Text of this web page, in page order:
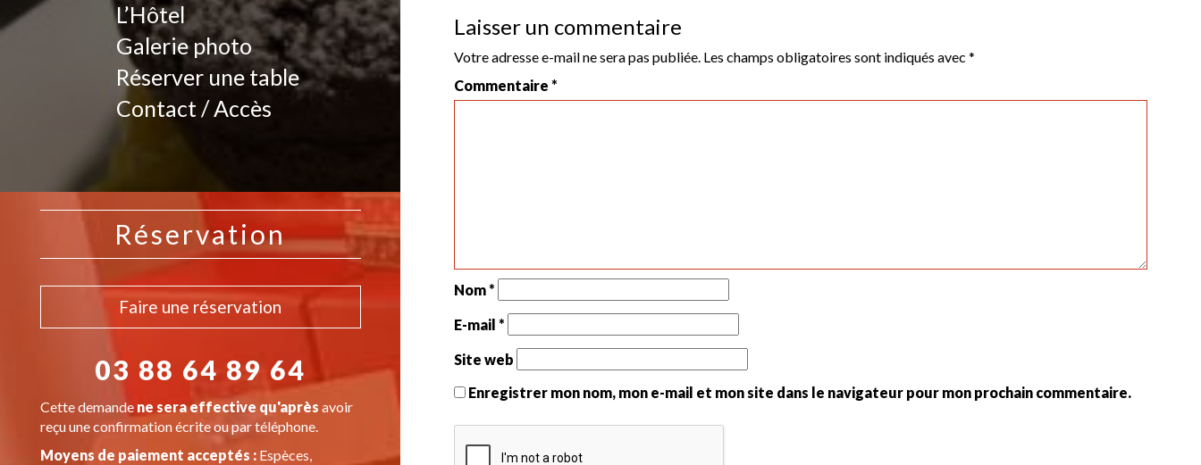
L’Hôtel
Galerie photo
Réserver une table
Contact / Accès
Laisser un commentaire
Votre adresse e-mail ne sera pas publiée. Les champs obligatoires sont indiqués avec*
Commentaire*
Nom*
E-mail*
Site web
Enregistrer mon nom, mon e-mail et mon site dans le navigateur pour mon prochain commentaire.
Réservation
Faire une réservation
03 88 64 89 64
Cette demande ne sera effective qu'après avoir
reçu une confirmation écrite ou par téléphone.
Moyens de paiement acceptés :Espèces,